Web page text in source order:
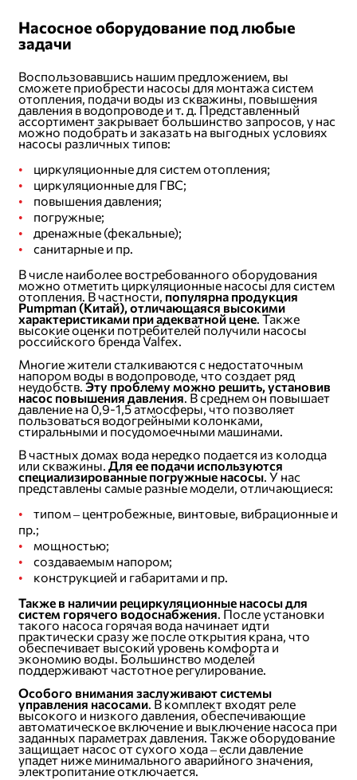
Насосное оборудование под любые
задачи
Воспользовавшись нашим предложением, вы
сможете приобрести насосы для монтажа систем
отопления, подачи воды из скважины, повышения
давления в водопроводе и т. д. Представленный
ассортимент закрывает большинство запросов, у нас
можно подобрать и заказать на выгодных условиях
насосы различных типов:
циркуляционные для систем отопления;
циркуляционные для ГВС;
повышения давления;
погружные;
дренажные (фекальные);
санитарные и пр.
В числе наиболее востребованного оборудования
можно отметить циркуляционные насосы для систем
отопления. В частности, популярна продукция
Pumpman (Китай), отличающаяся высокими
характеристиками при адекватной цене. Также
высокие оценки потребителей получили насосы
российского бренда Valfex.
Многие жители сталкиваются с недостаточным
напором воды в водопроводе, что создает ряд
неудобств. Эту проблему можно решить, установив
насос повышения давления. В среднем он повышает
давление на 0,9-1,5 атмосферы, что позволяет
пользоваться водогрейными колонками,
стиральными и посудомоечными машинами.
В частных домах вода нередко подается из колодца
или скважины. Для ее подачи используются
специализированные погружные насосы. У нас
представлены самые разные модели, отличающиеся:
типом – центробежные, винтовые, вибрационные и
пр.;
мощностью;
создаваемым напором;
конструкцией и габаритами и пр.
Также в наличии рециркуляционные насосы для
систем горячего водоснабжения. После установки
такого насоса горячая вода начинает идти
практически сразу же после открытия крана, что
обеспечивает высокий уровень комфорта и
экономию воды. Большинство моделей
поддерживают частотное регулирование.
Особого внимания заслуживают системы
управления насосами. В комплект входят реле
высокого и низкого давления, обеспечивающие
автоматическое включение и выключение насоса при
заданных параметрах давления. Также оборудование
защищает насос от сухого хода – если давление
упадет ниже минимального аварийного значения,
электропитание отключается.